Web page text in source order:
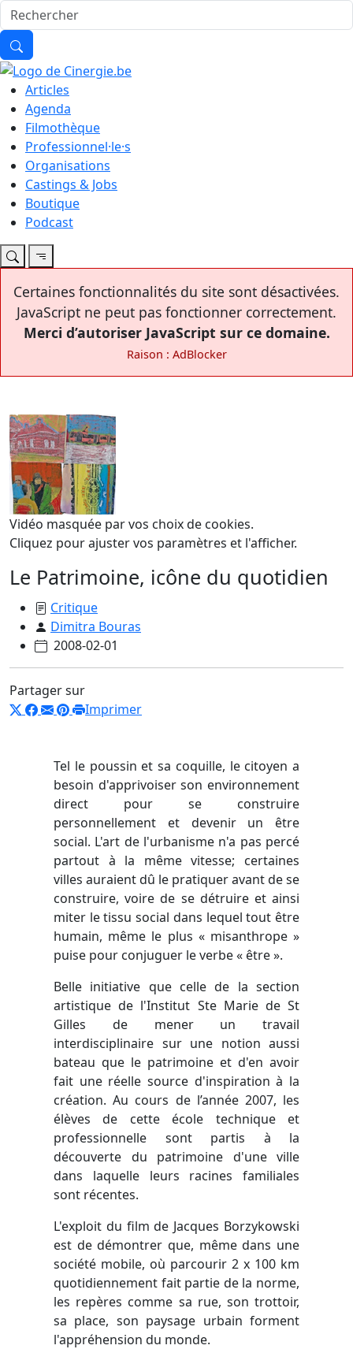
Articles
Agenda
Filmothèque
Professionnel·le·s
Organisations
Castings & Jobs
Boutique
Podcast
Certaines fonctionnalités du site sont désactivées.
JavaScript ne peut pas fonctionner correctement.
Merci d’autoriser JavaScript sur ce domaine.
Raison : AdBlocker
Vidéo masquée par vos choix de cookies.
Cliquez pour ajuster vos paramètres et l'afficher.
Le Patrimoine, icône du quotidien
Critique
Dimitra Bouras
2008-02-01
Partager sur
Imprimer
Tel le poussin et sa coquille, le citoyen a
besoin d'apprivoiser son environnement
direct pour se construire
personnellement et devenir un être
social. L'art de l'urbanisme n'a pas percé
partout à la même vitesse; certaines
villes auraient dû le pratiquer avant de se
construire, voire de se détruire et ainsi
miter le tissu social dans lequel tout être
humain, même le plus « misanthrope »
puise pour conjuguer le verbe « être ».
Belle initiative que celle de la section
artistique de l'Institut Ste Marie de St
Gilles de mener un travail
interdisciplinaire sur une notion aussi
bateau que le patrimoine et d'en avoir
fait une réelle source d'inspiration à la
création. Au cours de l’année 2007, les
élèves de cette école technique et
professionnelle sont partis à la
découverte du patrimoine d'une ville
dans laquelle leurs racines familiales
sont récentes.
L'exploit du film de Jacques Borzykowski
est de démontrer que, même dans une
société mobile, où parcourir 2 x 100 km
quotidiennement fait partie de la norme,
les repères comme sa rue, son trottoir,
sa place, son paysage urbain forment
l'appréhension du monde.